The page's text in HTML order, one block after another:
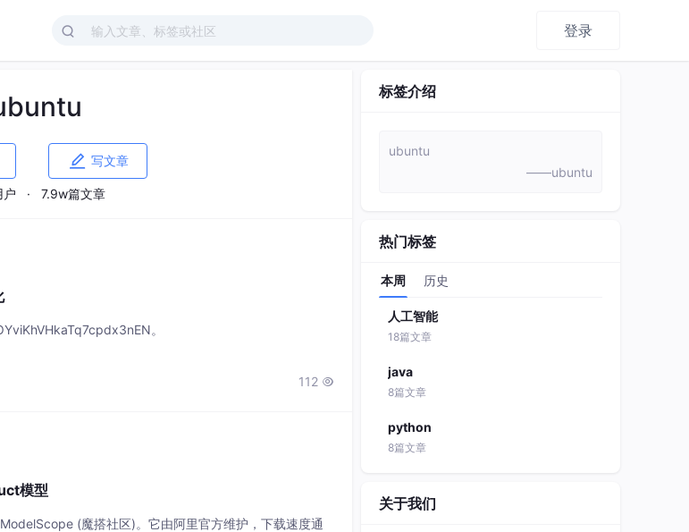
登录
 写文章
户 · 7.9w篇文章
。
112 
模型
(魔搭社区)。它由阿里官方维护，下载速度通
标签介绍
ubuntu
——ubuntu
热门标签
本周 历史
人工智能
18篇文章
java
8篇文章
python
8篇文章
关于我们